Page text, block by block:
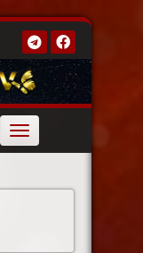
Toggle
navigation